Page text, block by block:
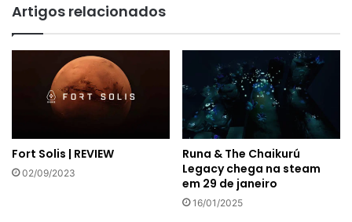
Artigos relacionados
Fort Solis | REVIEW
02/09/2023
Runa & The Chaikurú
Legacy chega na steam
em 29 de janeiro
16/01/2025